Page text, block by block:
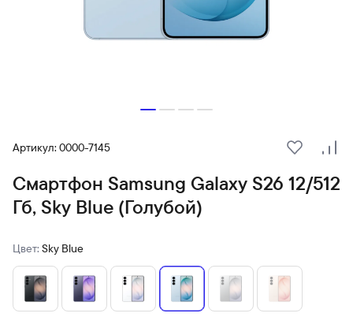
Артикул: 0000-7145
В
Смартфон Samsung Galaxy S26 12/512
Гб, Sky Blue (Голубой)
Цвет: Sky Blue